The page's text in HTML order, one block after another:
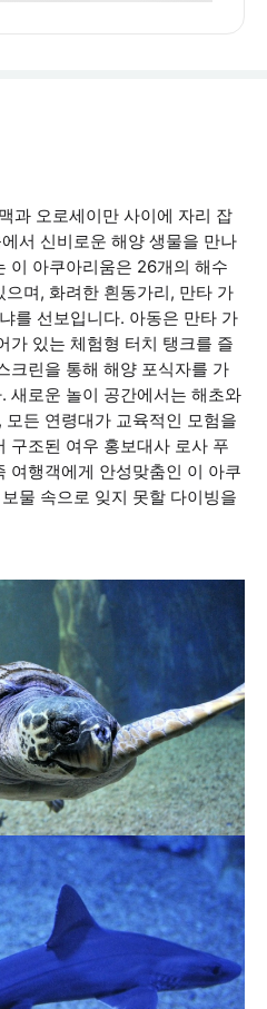
과 오로세이만 사이에 자리 잡
서 신비로운 해양 생물을 만나
이 아쿠아리움은 26개의 해수
며, 화려한 흰동가리, 만타 가
를 선보입니다. 아동은 만타 가
가 있는 체험형 터치 탱크를 즐
크린을 통해 해양 포식자를 가
새로운 놀이 공간에서는 해초와
든 연령대가 교육적인 모험을
구조된 여우 홍보대사 로사 푸
여행객에게 안성맞춤인 이 아쿠
물 속으로 잊지 못할 다이빙을